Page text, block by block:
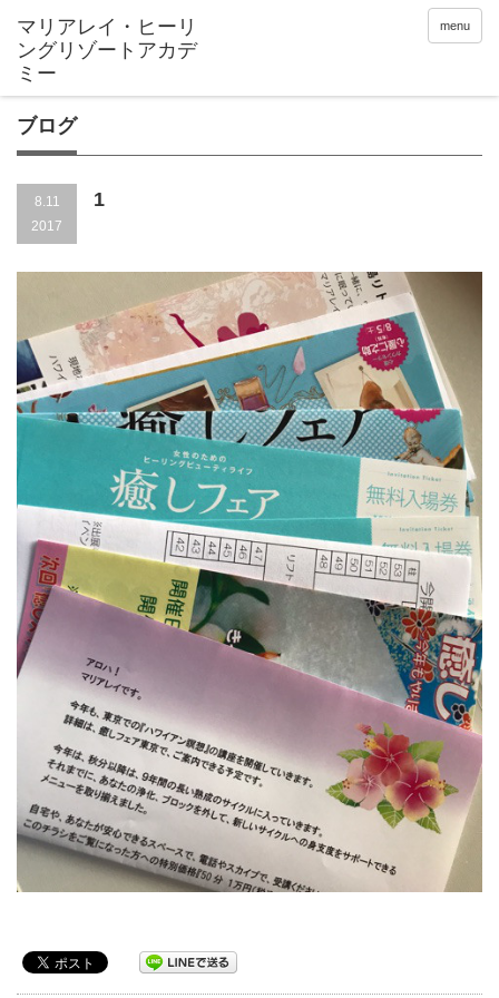
menu
ブログ
8.11
2017
1